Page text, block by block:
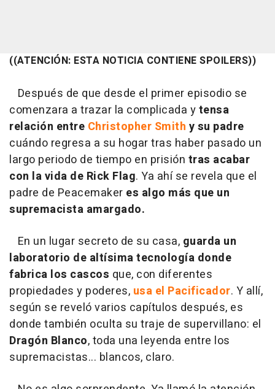
((ATENCIÓN: ESTA NOTICIA CONTIENE SPOILERS))
Después de que desde el primer episodio se
comenzara a trazar la complicada ytensa
relación entre Christopher Smith y su padre
cuándo regresa a su hogar tras haber pasado un
largo periodo de tiempo en prisión tras acabar
con la vida de Rick Flag. Ya ahí se revela que el
padre de Peacemaker es algo más que un
supremacista amargado.
En un lugar secreto de su casa, guarda un
laboratorio de altísima tecnología donde
fabrica los cascos que, con diferentes
propiedades y poderes, usa el Pacificador. Y allí,
según se reveló varios capítulos después, es
donde también oculta su traje de supervillano: el
Dragón Blanco, toda una leyenda entre los
supremacistas... blancos, claro.